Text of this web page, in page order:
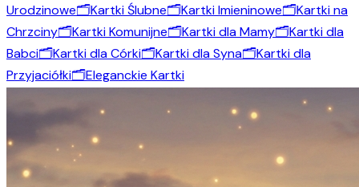
Urodzinowe🗂️Kartki Ślubne🗂️Kartki Imieninowe🗂️Kartki na
Chrzciny🗂️Kartki Komunijne🗂️Kartki dla Mamy🗂️Kartki dla
Babci🗂️Kartki dla Córki🗂️Kartki dla Syna🗂️Kartki dla
Przyjaciółki🗂️Eleganckie Kartki